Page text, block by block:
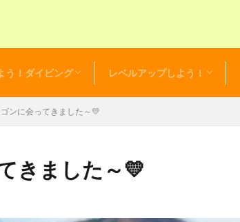
う！ダイビング レベルアップしよう！
ンに会ってきました～💛
きました～💛